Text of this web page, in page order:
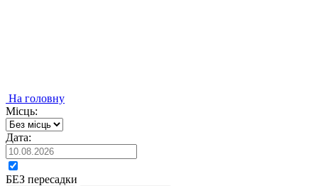
На головну
Місць:
Дата:
БЕЗ пересадки